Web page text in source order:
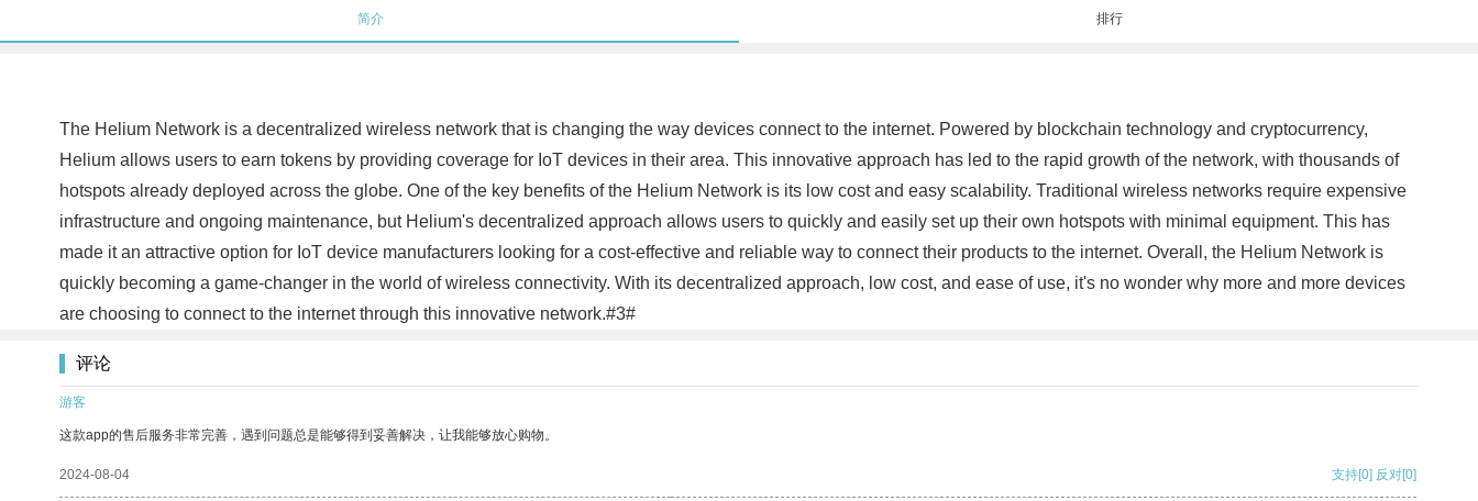
简介 排行
The Helium Network is a decentralized wireless network that is changing the way devices connect to the internet. Powered by blockchain technology and cryptocurrency,
Helium allows users to earn tokens by providing coverage for IoT devices in their area. This innovative approach has led to the rapid growth of the network, with thousands of
hotspots already deployed across the globe. One of the key benefits of the Helium Network is its low cost and easy scalability. Traditional wireless networks require expensive
infrastructure and ongoing maintenance, but Helium's decentralized approach allows users to quickly and easily set up their own hotspots with minimal equipment. This has
made it an attractive option for IoT device manufacturers looking for a cost-effective and reliable way to connect their products to the internet. Overall, the Helium Network is
quickly becoming a game-changer in the world of wireless connectivity. With its decentralized approach, low cost, and ease of use, it's no wonder why more and more devices
are choosing to connect to the internet through this innovative network.#3#
评论
游客
这款app的售后服务非常完善，遇到问题总是能够得到妥善解决，让我能够放心购物。
2024-08-04 支持[0] 反对[0]